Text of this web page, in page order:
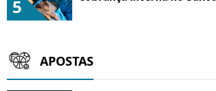
5
APOSTAS